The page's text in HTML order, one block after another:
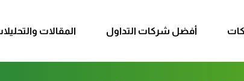
أفضل شركات التداول المقالات
الصفر! زر المدوّنة باستمرار